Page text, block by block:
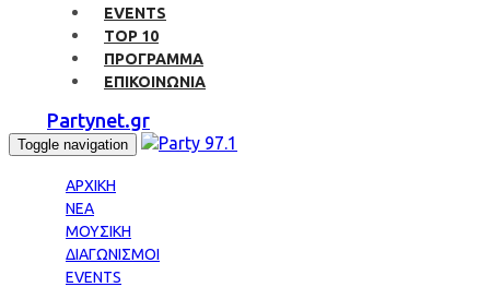
EVENTS
TOP 10
ΠΡΟΓΡΑΜΜΑ
ΕΠΙΚΟΙΝΩΝΙΑ
Partynet.gr
Toggle navigation
ΑΡΧΙΚΗ
ΝΕΑ
ΜΟΥΣΙΚΗ
ΔΙΑΓΩΝΙΣΜΟΙ
EVENTS